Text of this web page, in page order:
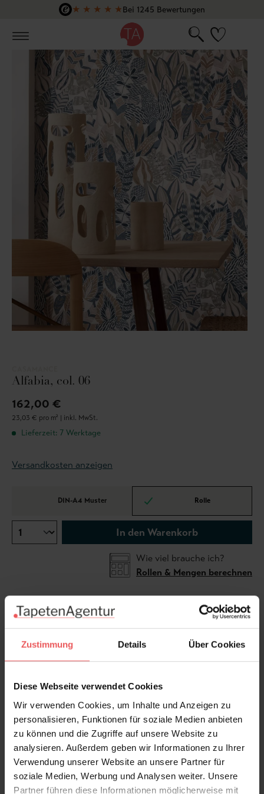
Zustimmung Details Über Cookies
Diese Webseite verwendet Cookies
Wir verwenden Cookies, um Inhalte und Anzeigen zu
personalisieren, Funktionen für soziale Medien anbieten
zu können und die Zugriffe auf unsere Website zu
analysieren. Außerdem geben wir Informationen zu Ihrer
Verwendung unserer Website an unsere Partner für
soziale Medien, Werbung und Analysen weiter. Unsere
Partner führen diese Informationen möglicherweise mit
Zum Hauptinhalt springen
★ ★ ★ ★ ★Bei 1245 Bewertungen
Alfabia, col. 06
162,00 €
23,03 € pro m² | inkl. MwSt.
Lieferzeit: 7 Werktage
Versandkosten anzeigen
DIN-A4 Muster Rolle
In den Warenkorb
Wie viel brauche ich?
Rollen & Mengen berechnen
Naturschönheit auf Mallorca, zeigt die Tapete Alfabia
in der Farbgebung Pierre bleue/Travertin
Zarte Nuancen in Beige, Sand und sanftem Bleu
Ausstrahlung. Die harmonische Farbgebung öffnet
den Raum und unterstreicht seine ruhige Eleganz. Toll
auch für Akzentwände!
Produktdetails